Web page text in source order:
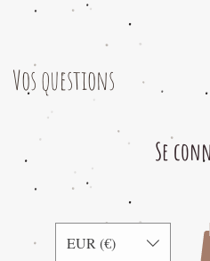
Vos questions
Se
EUR (€)